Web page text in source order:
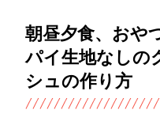
朝昼夕食、おや
パイ生地なしの
シュの作り方